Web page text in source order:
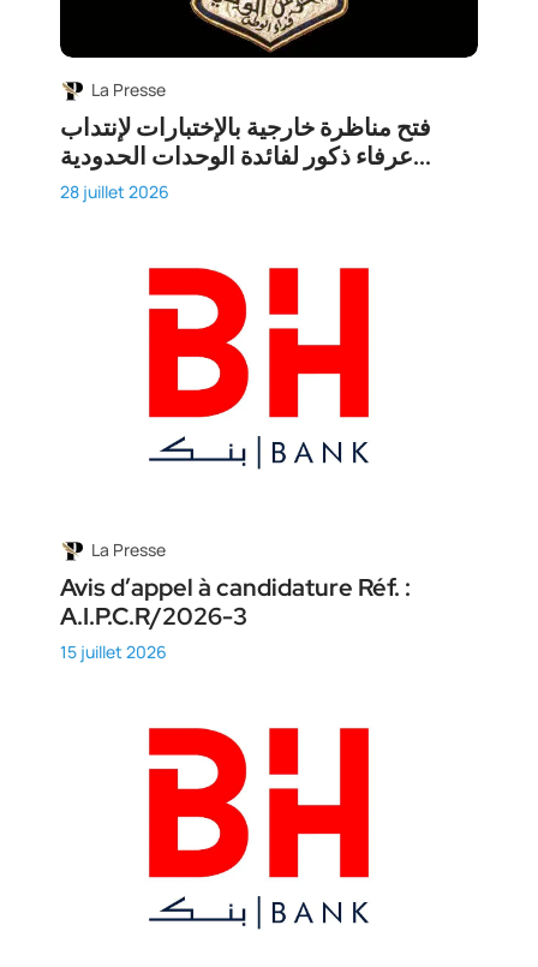
La Presse
فتح مناظرة خارجية بالإختبارات لإنتداب
عرفاء ذكور لفائدة الوحدات الحدودية...
28 juillet 2026
La Presse
Avis d’appel à candidature Réf. :
A.I.P.C.R/2026-3
15 juillet 2026